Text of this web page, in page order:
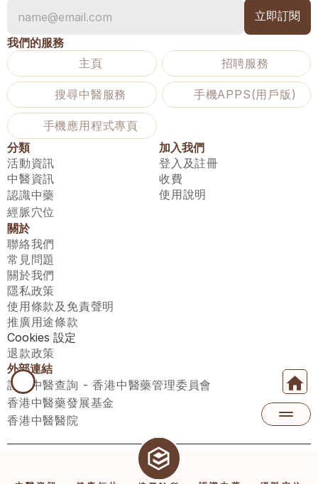
我們的服務
主頁
招聘服務
搜尋中醫服務 手機APPS(用戶版)
手機應用程式專頁
分類
活動資訊
中醫資訊
認識中藥
經脈穴位
加入我們
登入及註冊
收費
使用說明
關於
聯絡我們
常見問題
關於我們
隱私政策
使用條款及免責聲明
推廣用途條款
Cookies 設定
退款政策
外部連結
註冊中醫查詢 - 香港中醫藥管理委員會
香港中醫藥發展基金
香港中醫醫院
醫師匯有限公司 ECWAY LIMITED Copyright 2026© All rights
reserved. 台灣地區：統一編號：00531876 稅籍編號：A100320069